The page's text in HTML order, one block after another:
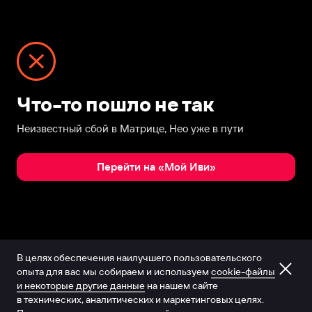
Что-то пошло не так
Неизвестный сбой в Матрице, Нео уже в пути
Перейти на «Мой Иви»
В целях обеспечения наилучшего пользовательского
опыта для вас мы собираем и используем cookie-файлы
и некоторые другие данные на нашем сайте
в технических, аналитических и маркетинговых целях.